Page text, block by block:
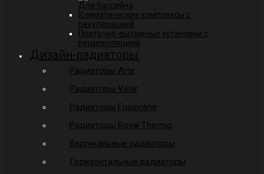
Для бассейна
Климатические комплексы с
рекуперацией
Приточно-вытяжные установки с
рециркуляцией
Дизайн-радиаторы
Радиаторы Arte
Радиаторы Velar
Радиаторы Fusionline
Радиаторы Royal Thermo
Вертикальные радиаторы
Горизонтальные радиаторы